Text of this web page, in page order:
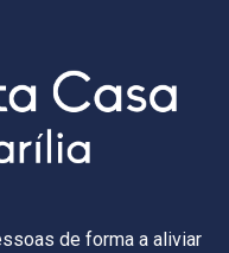
de forma a aliviar